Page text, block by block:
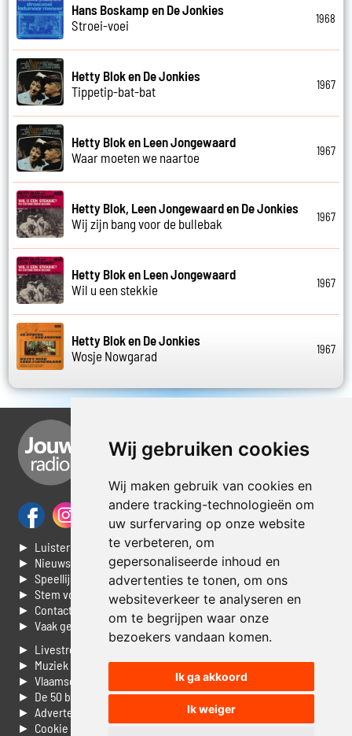
Wij gebruiken cookies
Wij maken gebruik van cookies en
andere tracking-technologieën om
uw surfervaring op onze website
te verbeteren, om
gepersonaliseerde inhoud en
advertenties te tonen, om ons
websiteverkeer te analyseren en
om te begrijpen waar onze
bezoekers vandaan komen.
Ik ga akkoord
Ik weiger
Hans Boskamp en De Jonkies
Stroei-voei
1968
Hetty Blok en De Jonkies
Tippetip-bat-bat
1967
Hetty Blok en Leen Jongewaard
Waar moeten we naartoe
1967
Hetty Blok, Leen Jongewaard en De Jonkies
Wij zijn bang voor de bullebak
1967
Hetty Blok en Leen Jongewaard
Wil u een stekkie
1967
Hetty Blok en De Jonkies
Wosje Nowgarad
1967
► Luisteren naar Jouwradio
► Nieuws
► Speellijst
► Stem voor de Dag top 3
► Contacteer ons
► Vaak gestelde vragen
► Livestream informatie
► Muziek opzoeken
► Vlaamse 100 Aller tijden
► De 50 beste van...
► Adverteren op Jouwradio
► Cookie voorkeuren wijzigen